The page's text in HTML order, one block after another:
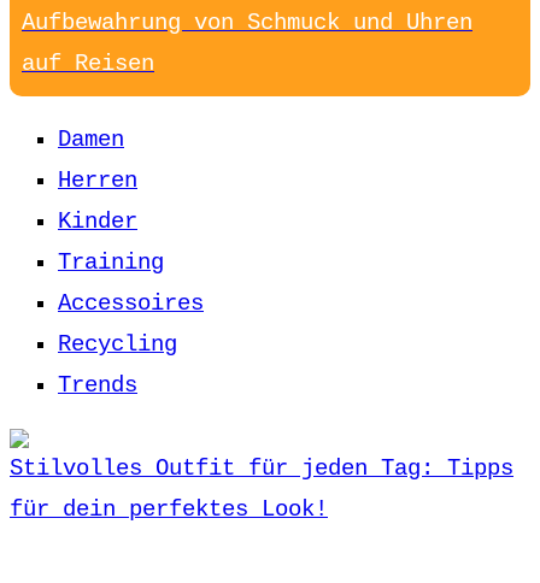
Aufbewahrung von Schmuck und Uhren
auf Reisen
Damen
Herren
Kinder
Training
Accessoires
Recycling
Trends
Stilvolles Outfit für jeden Tag: Tipps
für dein perfektes Look!